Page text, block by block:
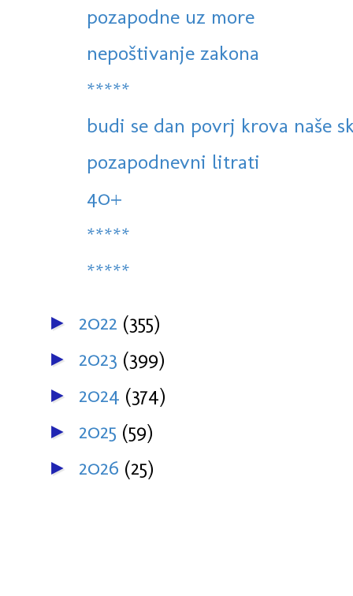
pozapodne uz more
nepoštivanje zakona
*****
budi se dan povrj krova naše
pozapodnevni litrati
40+
*****
*****
► 2022 (355)
► 2023 (399)
► 2024 (374)
► 2025 (59)
► 2026 (25)